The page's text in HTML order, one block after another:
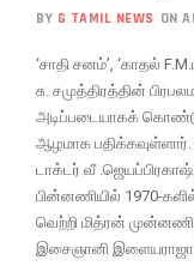
BY G TAMIL NEWS ON
‘சாதி சனம்’, ‘காதல்
சு. சமுத்திரத்தின்
அடிப்படையாகக்
ஆழமாக பதிக்கவுள்ளார்.
டாக்டர் வீ
பின்னணியில் 1970-களில்
வெற்றி மித்ரன் முன்னணி
இசைஞானி இளையராஜா